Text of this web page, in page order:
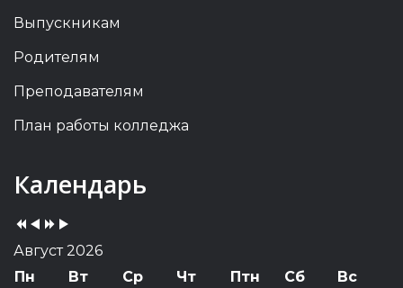
Выпускникам
Родителям
Преподавателям
План работы колледжа
Календарь
Previous
Year
Previous
Month
YearMonth
Август 2026
Пн
Вт Ср Чт Птн Сб
Вс